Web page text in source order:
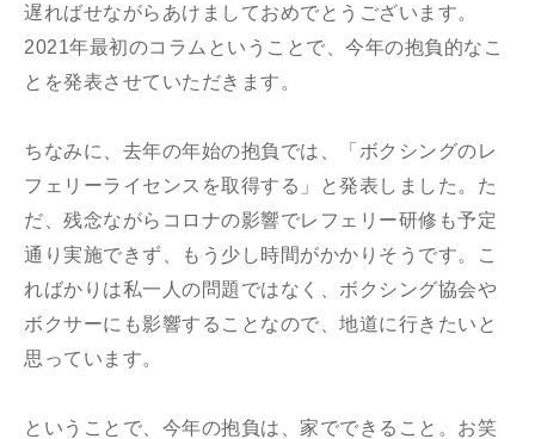
遅ればせながらあけましておめでとうございます。
2021年最初のコラムということで、今年の抱負的なこ
とを発表させていただきます。
ちなみに、去年の年始の抱負では、「ボクシングのレ
フェリーライセンスを取得する」と発表しました。た
だ、残念ながらコロナの影響でレフェリー研修も予定
通り実施できず、もう少し時間がかかりそうです。こ
ればかりは私一人の問題ではなく、ボクシング協会や
ボクサーにも影響することなので、地道に行きたいと
思っています。
ということで、今年の抱負は、家でできること。お笑